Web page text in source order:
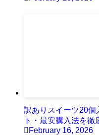
訳ありスイーツ20個
ト・最安購入法を徹
February 16, 2026